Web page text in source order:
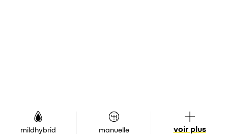
mildhybrid manuelle voir plus